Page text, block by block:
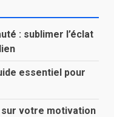
: sublimer l’éclat
essentiel pour
sur votre motivation